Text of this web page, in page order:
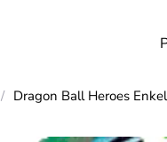
/ Dragon Ball Heroes